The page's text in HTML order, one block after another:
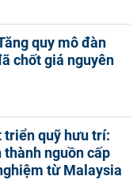
quy mô đàn
chốt giá nguyên
triển quỹ hưu trí:
nguồn cấp
từ Malaysia